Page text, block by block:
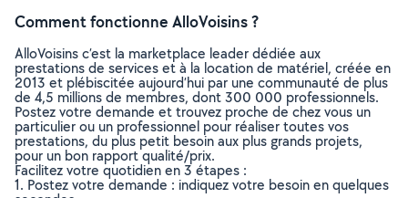
Comment fonctionne AlloVoisins ?
AlloVoisins c’est la marketplace leader dédiée aux
prestations de services et à la location de matériel, créée en
2013 et plébiscitée aujourd’hui par une communauté de plus
de 4,5 millions de membres, dont 300 000 professionnels.
Postez votre demande et trouvez proche de chez vous un
particulier ou un professionnel pour réaliser toutes vos
prestations, du plus petit besoin aux plus grands projets,
pour un bon rapport qualité/prix.
Facilitez votre quotidien en 3 étapes :
1. Postez votre demande : indiquez votre besoin en quelques